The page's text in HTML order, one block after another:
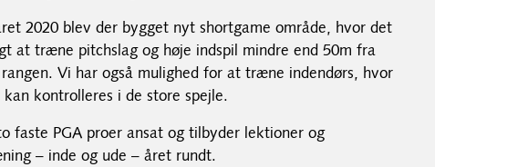
2020 blev der bygget nyt shortgame område, hvor det
at træne pitchslag og høje indspil mindre end 50m fra
Vi har også mulighed for at træne indendørs, hvor
kan kontrolleres i de store spejle.
faste PGA proer ansat og tilbyder lektioner og
– inde og ude – året rundt.